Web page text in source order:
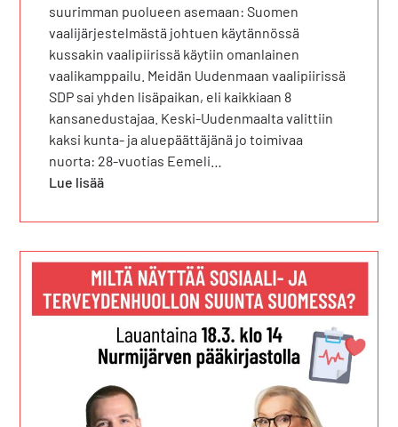
suurimman puolueen asemaan: Suomen
vaalijärjestelmästä johtuen käytännössä
kussakin vaalipiirissä käytiin omanlainen
vaalikamppailu. Meidän Uudenmaan vaalipiirissä
SDP sai yhden lisäpaikan, eli kaikkiaan 8
kansanedustajaa. Keski-Uudenmaalta valittiin
kaksi kunta- ja aluepäättäjänä jo toimivaa
nuorta: 28-vuotias Eemeli…
Lue lisää